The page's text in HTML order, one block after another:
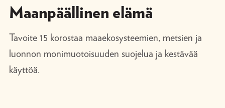
Maanpäällinen elämä
Tavoite 15 korostaa maaekosysteemien, metsien ja
luonnon monimuotoisuuden suojelua ja kestävää
käyttöä.